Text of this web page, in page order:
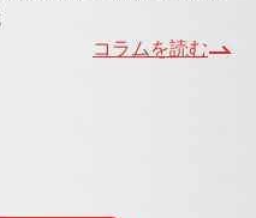
コラムを読む